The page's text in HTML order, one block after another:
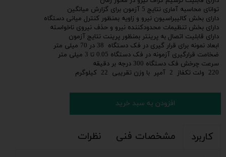
توانای محاسبه آماری نتایج 5 آزمون برای گزارش میانگین
دارای بخش کالیبراسیون نیرو و زاویه بمنظور کنترل میانی دستگاه
دارای بخش تنظیمات محدودکننده نیرو و حذف نیروی ناخواسته
دارای قابلیت اتصال به پرینتر بمنظور پرینت نتایج آزمون
ابعاد نمونه برای قرار گیری در فک دستگاه 38 در 70 میلی متر
ضخامت قرارگیری آزمونه در فک دستگاه 0.05 تا 3 میلی متر
سرعت چرخش فک دستگاه 300 درجه بر دقیقه
افزودن به سبد خرید
کاربرد مشخصات فنی نظرات